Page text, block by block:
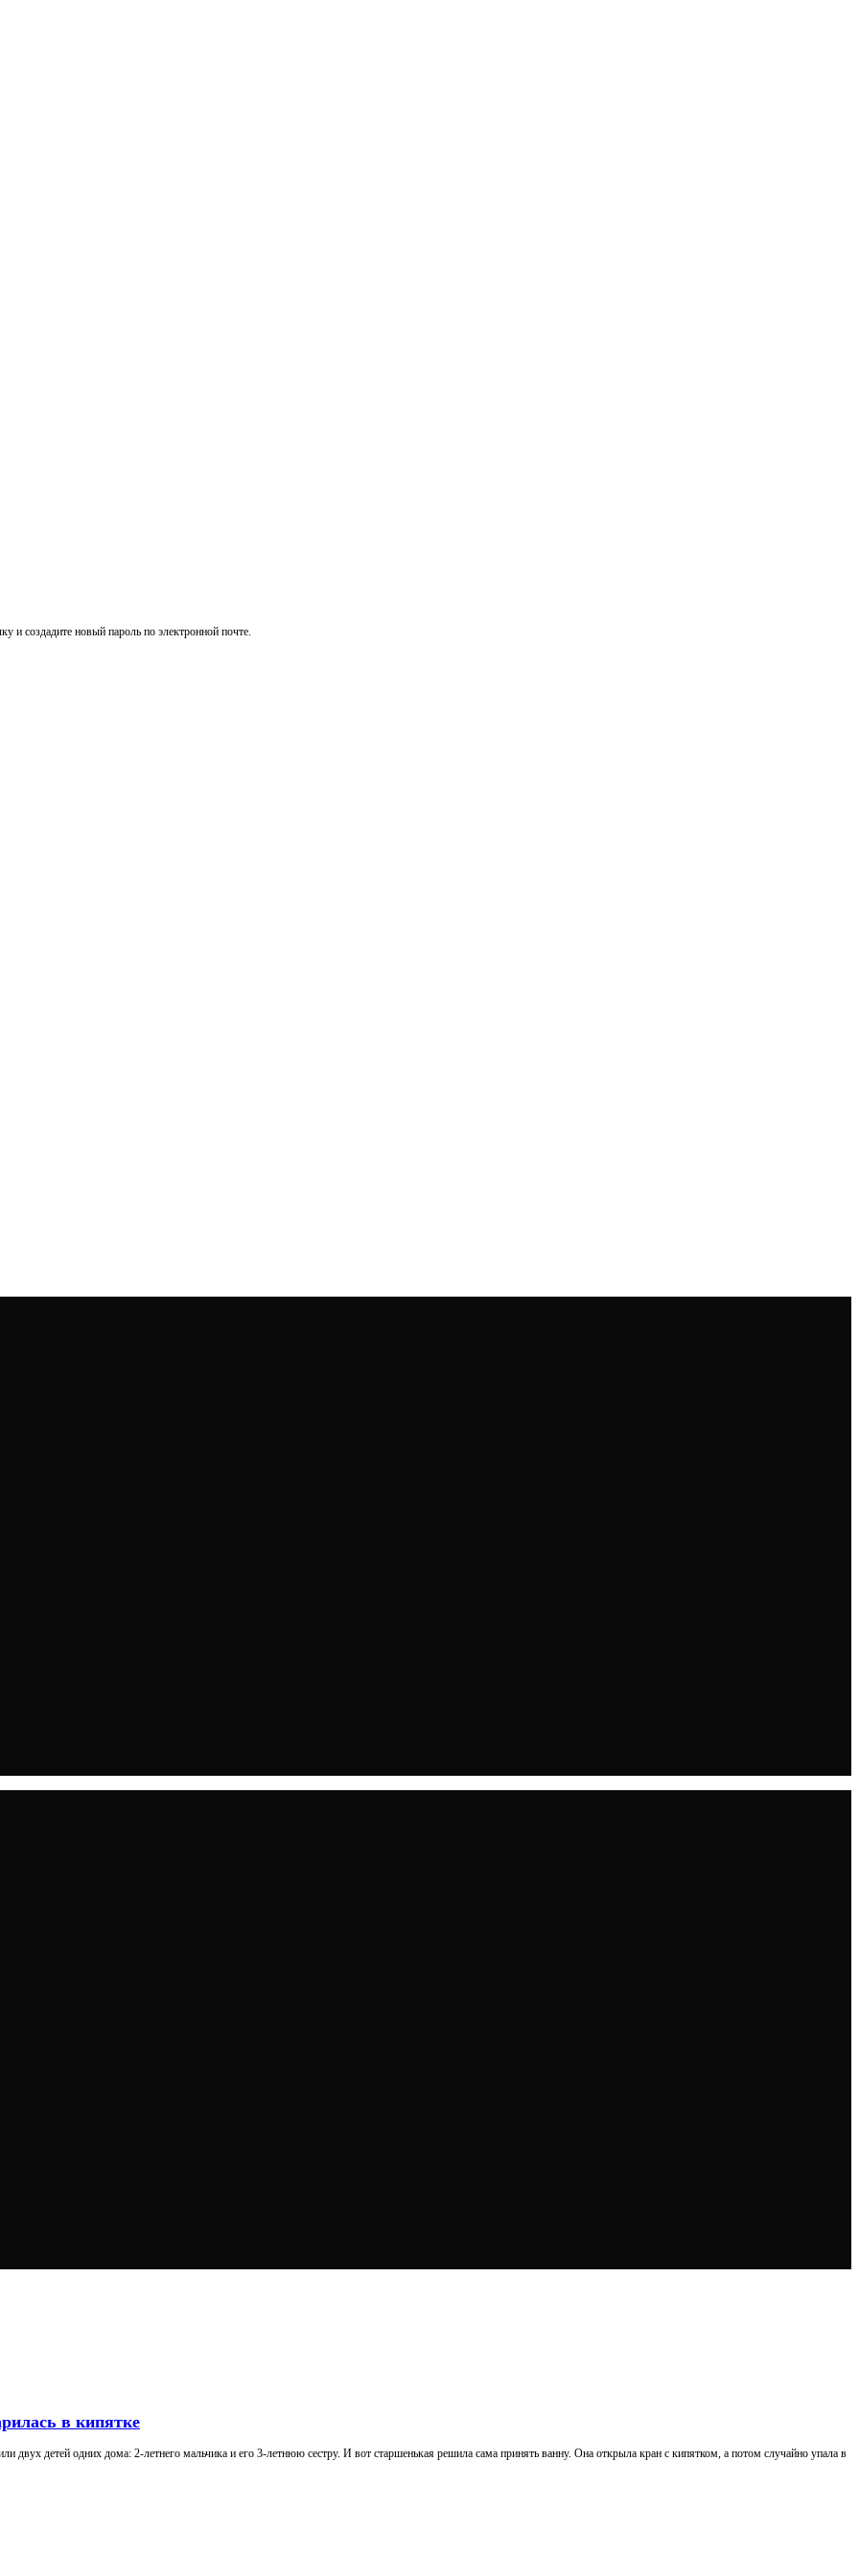
и создадите новый пароль по электронной почте.
в кипятке
двух детей одних дома: 2-летнего мальчика и его 3-летнюю сестру. И вот старшенькая решила сама принять ванну. Она открыла кран с кипятком, а потом случайно упала в